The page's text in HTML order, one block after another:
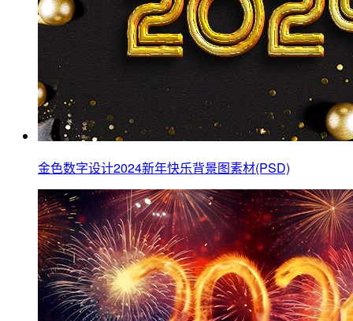
金色数字设计2024新年快乐背景图素材(PSD)